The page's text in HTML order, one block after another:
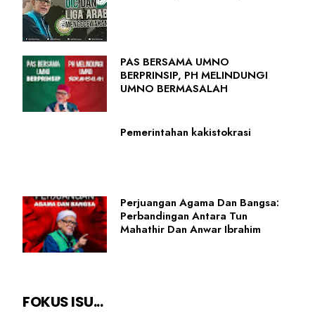
PAS BERSAMA UMNO
BERPRINSIP, PH MELINDUNGI
UMNO BERMASALAH
Pemerintahan kakistokrasi
Perjuangan Agama Dan Bangsa:
Perbandingan Antara Tun
Mahathir Dan Anwar Ibrahim
FOKUS ISU...